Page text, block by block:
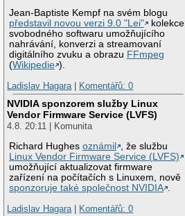
Jean-Baptiste Kempf na svém blogu
představil novou verzi 9.0 "Lei"
kolekce
svobodného softwaru umožňujícího
nahrávání, konverzi a streamovaní
digitálního zvuku a obrazu FFmpeg
(Wikipedie ).
Ladislav Hagara
Komentářů: 0
NVIDIA sponzorem služby Linux
Vendor Firmware Service (LVFS)
4.8. 20:11 | Komunita
Richard Hughesoznámil
, že službu
Linux Vendor Firmware Service (LVFS)
umožňující aktualizovat firmware
zařízení na počítačích s Linuxem, nově
sponzoruje také společnost NVIDIA .
Ladislav Hagara | Komentářů: 0